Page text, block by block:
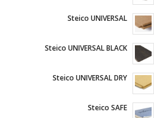
Steico UNIVERSAL
Steico UNIVERSAL BLACK
Steico UNIVERSAL DRY
Steico SAFE